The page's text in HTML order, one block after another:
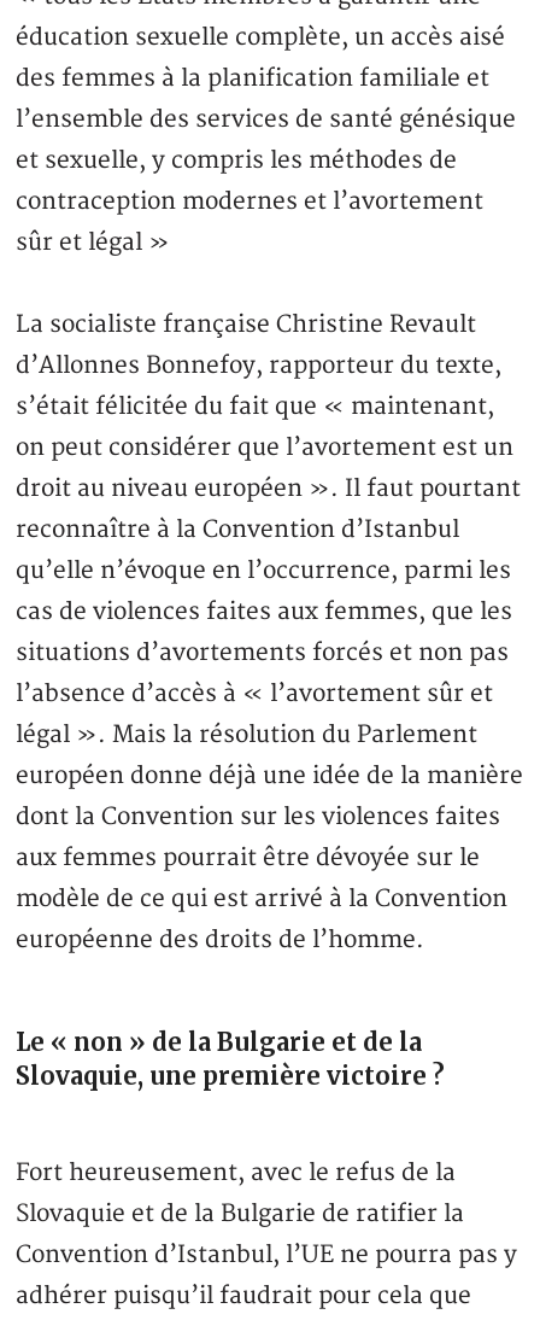
éducation sexuelle complète, un accès aisé
des femmes à la planification familiale et
l’ensemble des services de santé génésique
et sexuelle, y compris les méthodes de
contraception modernes et l’avortement
sûr et légal »
La socialiste française Christine Revault
d’Allonnes Bonnefoy, rapporteur du texte,
s’était félicitée du fait que « maintenant,
on peut considérer que l’avortement est un
droit au niveau européen ». Il faut pourtant
reconnaître à la Convention d’Istanbul
qu’elle n’évoque en l’occurrence, parmi les
cas de violences faites aux femmes, que les
situations d’avortements forcés et non pas
l’absence d’accès à « l’avortement sûr et
légal ». Mais la résolution du Parlement
européen donne déjà une idée de la manière
dont la Convention sur les violences faites
aux femmes pourrait être dévoyée sur le
modèle de ce qui est arrivé à la Convention
européenne des droits de l’homme.
Le « non » de la Bulgarie et de la
Slovaquie, une première victoire ?
Fort heureusement, avec le refus de la
Slovaquie et de la Bulgarie de ratifier la
Convention d’Istanbul, l’UE ne pourra pas y
adhérer puisqu’il faudrait pour cela que